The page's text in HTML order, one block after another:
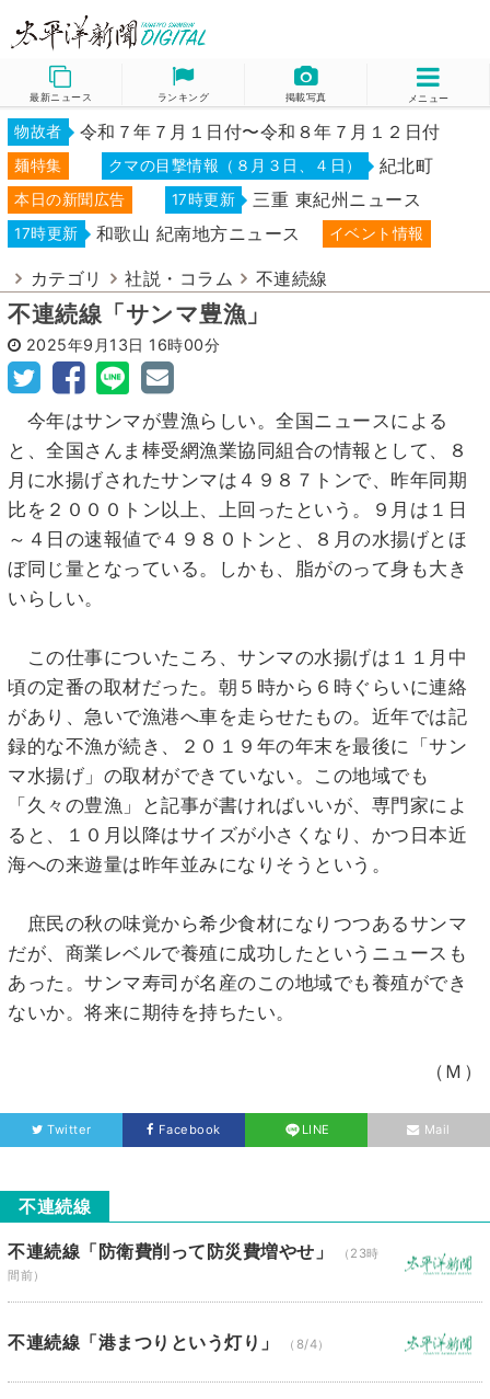
最新ニュース ランキング 掲載写真 メニュー
物故者 令和７年７月１日付〜令和８年７月１２日付
麺特集 クマの目撃情報（８月３日、４日） 紀北町
本日の新聞広告 17時更新 三重 東紀州ニュース
17時更新 和歌山 紀南地方ニュース イベント情報
カテゴリ 社説・コラム 不連続線
不連続線「サンマ豊漁」
2025年9月13日 16時00分
今年はサンマが豊漁らしい。全国ニュースによる
と、全国さんま棒受網漁業協同組合の情報として、８
月に水揚げされたサンマは４９８７トンで、昨年同期
比を２０００トン以上、上回ったという。９月は１日
～４日の速報値で４９８０トンと、８月の水揚げとほ
ぼ同じ量となっている。しかも、脂がのって身も大き
いらしい。
この仕事についたころ、サンマの水揚げは１１月中
頃の定番の取材だった。朝５時から６時ぐらいに連絡
があり、急いで漁港へ車を走らせたもの。近年では記
録的な不漁が続き、２０１９年の年末を最後に「サン
マ水揚げ」の取材ができていない。この地域でも
「久々の豊漁」と記事が書ければいいが、専門家によ
ると、１０月以降はサイズが小さくなり、かつ日本近
海への来遊量は昨年並みになりそうという。
庶民の秋の味覚から希少食材になりつつあるサンマ
だが、商業レベルで養殖に成功したというニュースも
あった。サンマ寿司が名産のこの地域でも養殖ができ
ないか。将来に期待を持ちたい。
（Ｍ）
Twitter Facebook LINE Mail
不連続線
不連続線「防衛費削って防災費増やせ」
（23時
間前）
不連続線「港まつりという灯り」 （8/4）